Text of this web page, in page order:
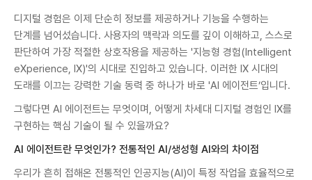
디지털 경험은 이제 단순히 정보를 제공하거나 기능을 수행하는
단계를 넘어섰습니다. 사용자의 맥락과 의도를 깊이 이해하고, 스스로
판단하여 가장 적절한 상호작용을 제공하는 '지능형 경험(Intelligent
eXperience, IX)'의 시대로 진입하고 있습니다. 이러한 IX 시대의
도래를 이끄는 강력한 기술 동력 중 하나가 바로 'AI 에이전트’입니다.
그렇다면 AI 에이전트는 무엇이며, 어떻게 차세대 디지털 경험인 IX를
구현하는 핵심 기술이 될 수 있을까요?
AI 에이전트란 무엇인가? 전통적인 AI/생성형 AI와의 차이점
우리가 흔히 접해온 전통적인 인공지능(AI)이 특정 작업을 효율적으로